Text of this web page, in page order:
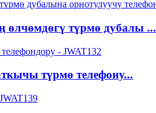
өлчөмдөгү түрмө дубалы ...
түрмө телефону...